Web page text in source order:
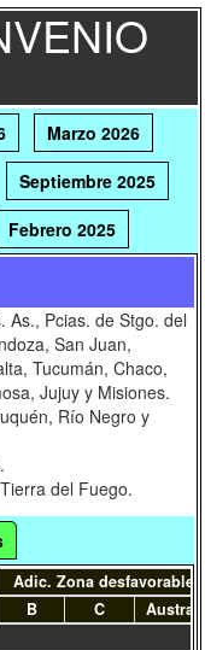
Marzo 2026
Septiembre 2025
Febrero 2025
Octubre 2023
Diciembre 2022
Febrero 2022
Noviembre 2020
2019
Gatillo mar-18
Anteriores
As., Pcias. de Stgo. del
San Juan,
Tucumán, Chaco,
Jujuy y Misiones.
Río Negro y
del Fuego.
Adic. Zona desfavorable
B
C
Austral